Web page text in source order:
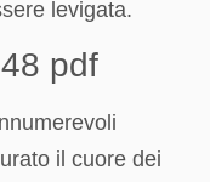
levigata.
pdf
il cuore dei